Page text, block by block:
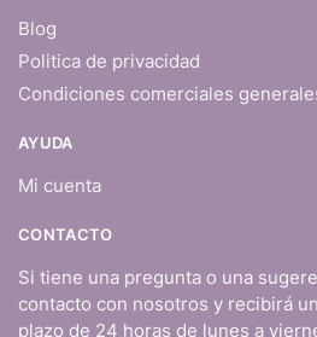
Blog
Politica de privacidad
Condiciones comerciales
AYUDA
Mi cuenta
CONTACTO
Si tiene una pregunta o una
contacto con nosotros y recibirá
plazo de 24 horas de lunes a